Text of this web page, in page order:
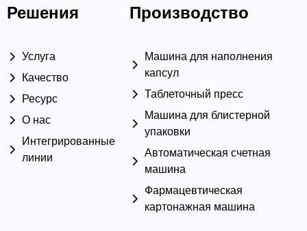
Решения
Услуга
Качество
Ресурс
О нас
Интегрированные
линии
Производство
Машина для наполнения
капсул
Таблеточный пресс
Машина для блистерной
упаковки
Автоматическая счетная
машина
Фармацевтическая
картонажная машина